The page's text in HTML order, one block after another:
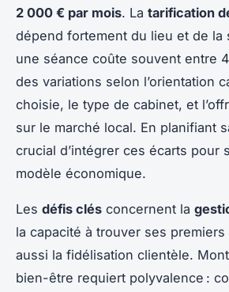
2 000 € par mois. La tarification
dépend fortement du lieu et de la
une séance coûte souvent entre
des variations selon l’orientation
choisie, le type de cabinet, et
sur le marché local. En planifiant
crucial d’intégrer ces écarts pour
modèle économique.
Les défis clés concernent la
la capacité à trouver ses
aussi la fidélisation clientèle.
bien-être requiert polyvalence :